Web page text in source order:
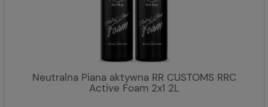
Neutralna Piana aktywna RR CUSTOMS RRC
Active Foam 2x1 2L